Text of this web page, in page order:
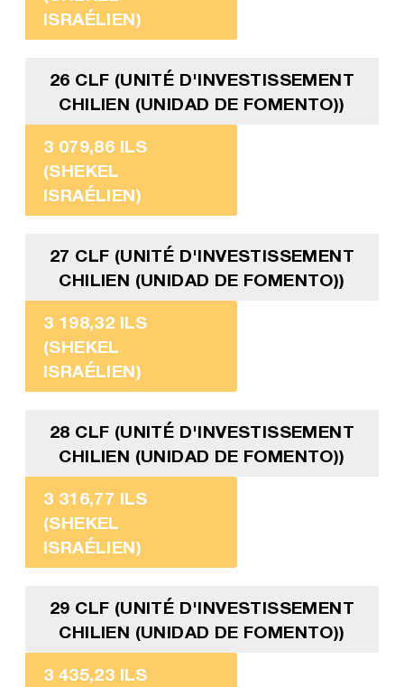
ISRAÉLIEN)
26 CLF (UNITÉ D'INVESTISSEMENT
CHILIEN (UNIDAD DE FOMENTO))
3 079,86 ILS
(SHEKEL
ISRAÉLIEN)
27 CLF (UNITÉ D'INVESTISSEMENT
CHILIEN (UNIDAD DE FOMENTO))
3 198,32 ILS
(SHEKEL
ISRAÉLIEN)
28 CLF (UNITÉ D'INVESTISSEMENT
CHILIEN (UNIDAD DE FOMENTO))
3 316,77 ILS
(SHEKEL
ISRAÉLIEN)
29 CLF (UNITÉ D'INVESTISSEMENT
CHILIEN (UNIDAD DE FOMENTO))
3 435,23 ILS